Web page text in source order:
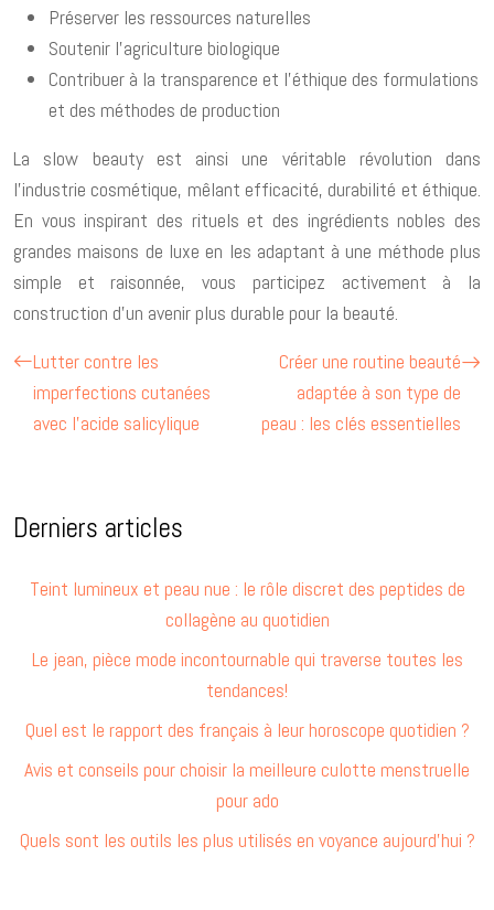
Préserver les ressources naturelles
Soutenir l’agriculture biologique
Contribuer à la transparence et l’éthique des formulations
et des méthodes de production
La slow beauty est ainsi une véritable révolution dans
l’industrie cosmétique, mêlant efficacité, durabilité et éthique.
En vous inspirant des rituels et des ingrédients nobles des
grandes maisons de luxe en les adaptant à une méthode plus
simple et raisonnée, vous participez activement à la
construction d’un avenir plus durable pour la beauté.
Lutter contre les
imperfections cutanées
avec l’acide salicylique
Créer une routine beauté
adaptée à son type de
peau : les clés essentielles
Derniers articles
Teint lumineux et peau nue : le rôle discret des peptides de
collagène au quotidien
Le jean, pièce mode incontournable qui traverse toutes les
tendances!
Quel est le rapport des français à leur horoscope quotidien ?
Avis et conseils pour choisir la meilleure culotte menstruelle
pour ado
Quels sont les outils les plus utilisés en voyance aujourd’hui ?